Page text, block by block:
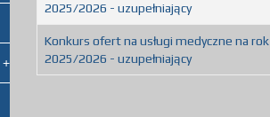
2025/2026 - uzupełniający
Konkurs ofert na usługi medyczne na rok
2025/2026 - uzupełniający